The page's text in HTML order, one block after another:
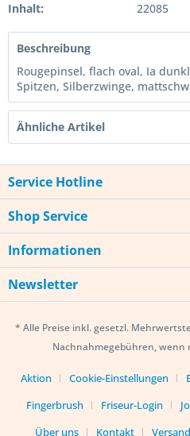
Inhalt:
22085
Beschreibung
Rougepinsel, flach oval, Ia
Spitzen, Silberzwinge,
Ähnliche Artikel
Service Hotline
Shop Service
Informationen
Newsletter
* Alle Preise inkl. gesetzl.
Nachnahmegebühren, wenn
Aktion Cookie-Einstellungen
Fingerbrush
Friseur-Login
Über uns
Kontakt